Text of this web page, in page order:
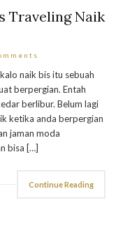
Traveling Naik
naik bis itu sebuah
berpergian. Entah
berlibur. Belum lagi
ketika anda berpergian
jaman moda
bisa […]
Continue Reading